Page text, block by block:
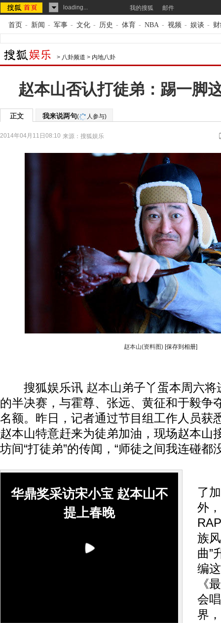
loading... 我的搜狐 邮件
首页 - 新闻 - 军事 - 文化 - 历史 - 体育 - NBA - 视频 - 娱谈 -
> 八卦频道 > 内地八卦
赵本山否认打徒弟：踢一脚
正文 我来说两句( 人参与)
2014年04月11日08:10 来源： 搜狐娱乐
赵本山(资料图) [保存到相册]
搜狐娱乐讯 赵本山弟子丫蛋本周六
的半决赛，与霍尊、张远、黄征和于毅争
名额。昨日，记者通过节目组工作人员获
赵本山特意赶来为徒弟加油，现场赵本山
坊间“打徒弟”的传闻，“师徒之间我连碰都
华鼎奖采访宋小宝 赵本山不
提上春晚
了
外
族
曲”
编
《
会
界